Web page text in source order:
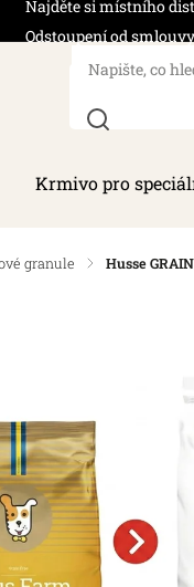
Najděte si místního
Odstoupení od smlouvy
Krmivo pro
granule / Husse